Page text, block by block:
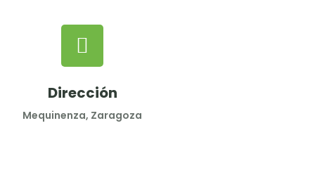
Dirección
Mequinenza, Zaragoza